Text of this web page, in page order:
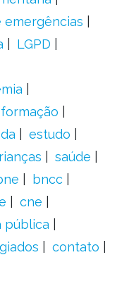
emergências
LGPD
formação
estudo
saúde
bncc
cne
pública
contato